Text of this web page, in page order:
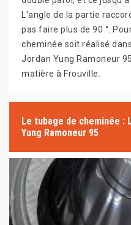
L'angle de la partie
pas faire plus de 90 °.
cheminée soit réalisé
Jordan Yung Ramoneur
matière à Frouville.
Le tubage de cheminée :
Yung Ramoneur 95